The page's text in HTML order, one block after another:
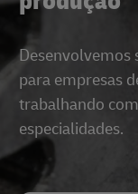
Desenvolvemos
para empresas
trabalhando
especialidades.